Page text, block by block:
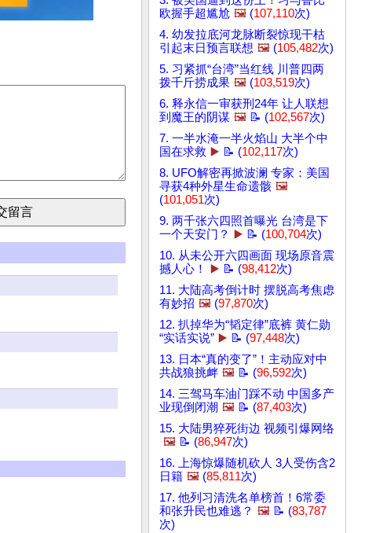
欧握手超尴尬 🖼️ (107,110次)
4. 幼发拉底河龙脉断裂惊现干枯
引起末日预言联想 🖼️ (105,482次)
5. 习紧抓“台湾”当红线 川普四两
拨千斤捞成果 🖼️ (103,519次)
6. 释永信一审获刑24年 让人联想
到魔王的阴谋 🖼️ 📝 (102,567次)
7. 一半水淹一半火焰山 大半个中
国在求救 ▶️ 📝 (102,117次)
8. UFO解密再掀波澜 专家：美国
寻获4种外星生命遗骸 🖼️
(101,051次)
9. 两千张六四照首曝光 台湾是下
一个天安门？
▶️ 📝 (100,704次)
10. 从未公开六四画面 现场原音震
撼人心！
▶️ 📝 (98,412次)
11. 大陆高考倒计时 摆脱高考焦虑
有妙招 🖼️ (97,870次)
12. 扒掉华为“韬定律”底裤 黄仁勋
“实话实说” ▶️ 📝 (97,448次)
13. 日本“真的变了”！主动应对中
共战狼挑衅 🖼️ 📝 (96,592次)
14. 三驾马车油门踩不动 中国多产
业现倒闭潮 🖼️ 📝 (87,403次)
15. 大陆男猝死街边 视频引爆网络
🖼️ 📝 (86,947次)
16. 上海惊爆随机砍人 3人受伤含2
日籍 🖼️ (85,811次)
17. 他列习清洗名单榜首！6常委
和张升民也难逃？ 🖼️ 📝 (83,787
次)